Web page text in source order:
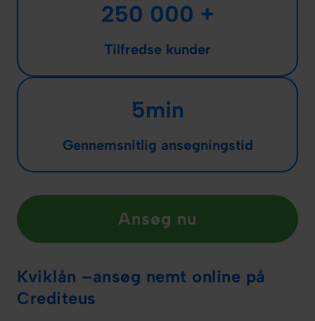
250 000 +
Tilfredse kunder
5min
Gennemsnitlig ansøgningstid
Ansøg nu
Kviklån –ansøg nemt online på
Crediteus